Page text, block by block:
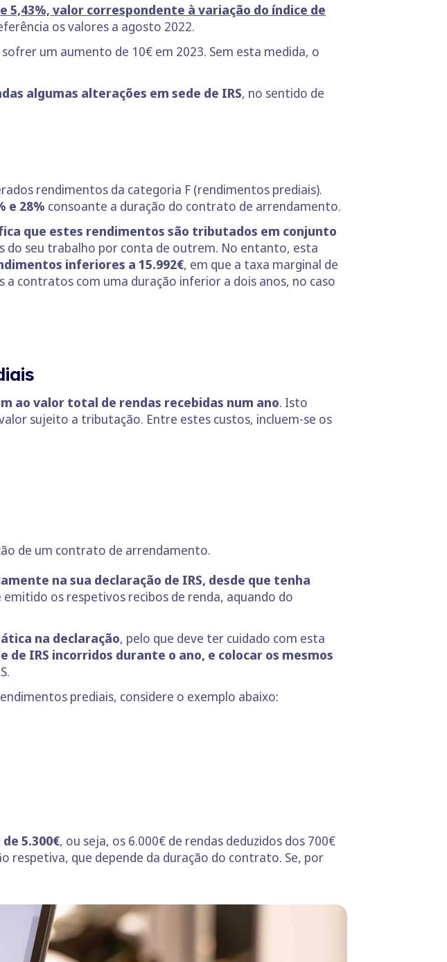
5,43%, valor correspondente à variação do índice de
os valores a agosto 2022.
um aumento de 10€ em 2023. Sem esta medida, o
algumas alterações em sede de IRS, no sentido de
rendimentos da categoria F (rendimentos prediais).
e 28% consoante a duração do contrato de arrendamento.
que estes rendimentos são tributados em conjunto
do seu trabalho por conta de outrem. No entanto, esta
inferiores a 15.992€, em que a taxa marginal de
a contratos com uma duração inferior a dois anos, no caso
ao valor total de rendas recebidas num ano. Isto
sujeito a tributação. Entre estes custos, incluem-se os
de um contrato de arrendamento.
na sua declaração de IRS, desde que tenha
emitido os respetivos recibos de renda, aquando do
na declaração, pelo que deve ter cuidado com esta
IRS incorridos durante o ano, e colocar os mesmos
prediais, considere o exemplo abaixo:
5.300€, ou seja, os 6.000€ de rendas deduzidos dos 700€
respetiva, que depende da duração do contrato. Se, por